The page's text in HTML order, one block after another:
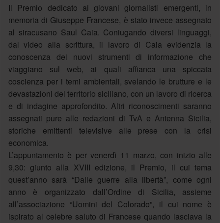
Il Premio dedicato ai giovani giornalisti emergenti, in
memoria di Giuseppe Francese, è stato invece assegnato
al siracusano Saul Caia. Coniugando diversi linguaggi,
dal video alla scrittura, il lavoro di Caia evidenzia la
conoscenza dei nuovi strumenti di informazione che
viaggiano sul web, ai quali affianca una spiccata
coscienza per i temi ambientali, svelando le brutture e le
devastazioni del territorio siciliano, con un lavoro di ricerca
e di indagine approfondito. Altri riconoscimenti saranno
assegnati pure alle redazioni di TvA e Antenna Sicilia,
storiche emittenti televisive alle prese con la crisi
economica.
L’appuntamento è per venerdì 11 marzo, con inizio alle
9,30: giunto alla XVIII edizione, il Premio, il cui tema
quest’anno sarà “Dalle guerre alla libertà”, come ogni
anno è organizzato dall’Ordine di Sicilia, assieme
all’associazione “Uomini del Colorado”, il cui nome è
ispirato al celebre saluto di Francese quando lasciava la